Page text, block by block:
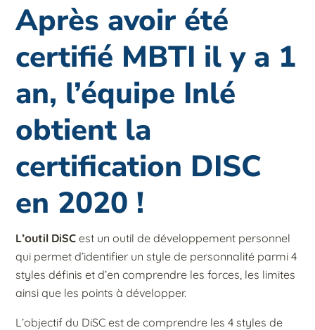
Après avoir été
certifié MBTI il y a 1
an, l’équipe Inlé
obtient la
certification DISC
en 2020 !
L’outil DiSC est un outil de développement personnel
qui permet d’identifier un style de personnalité parmi 4
styles définis et d’en comprendre les forces, les limites
ainsi que les points à développer.
L’objectif du DiSC est de comprendre les 4 styles de